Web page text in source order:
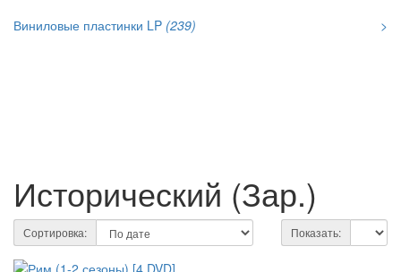
Виниловые пластинки LP (239) >
Исторический (Зар.)
Сортировка: Показать: